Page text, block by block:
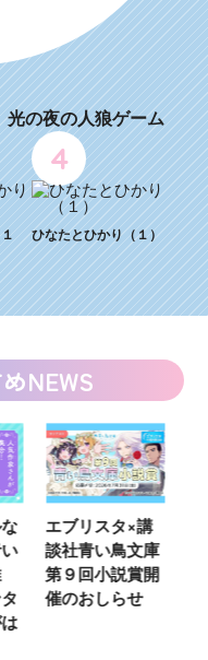
の夜の人狼ゲーム
4
ひなたとひかり（１）
NEWS
エブリスタ×講
談社青い鳥文庫
第９回小説賞開
催のおしらせ